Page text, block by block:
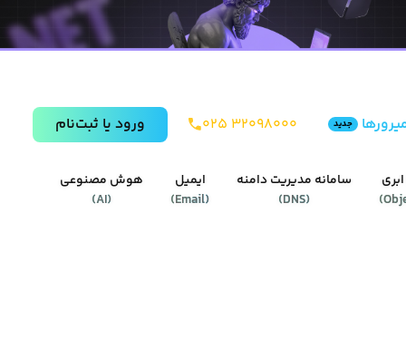
جدید ۰۲۵ ۳۲۰۹۸۰۰۰ ورود يا ثبت‌نام
هوش مصنوعی
(
AI
)
ایمیل
(
Email
)
سامانه مدیریت دامنه
(
DNS
) )